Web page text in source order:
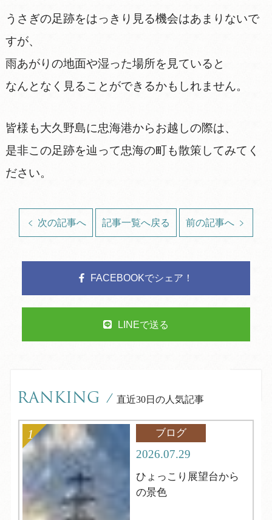
うさぎの足跡をはっきり見る機会はあまりないで
すが、
雨あがりの地面や湿った場所を見ていると
なんとなく見ることができるかもしれません。
皆様も大久野島に忠海港からお越しの際は、
是非この足跡を辿って忠海の町も散策してみてく
ださい。
次の記事へ 記事一覧へ戻る 前の記事へ
FACEBOOKでシェア！
LINEで送る
RANKING / 直近30日の人気記事
ブログ
2026.07.29
ひょっこり展望台から
の景色